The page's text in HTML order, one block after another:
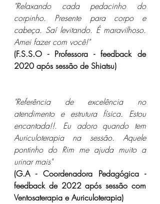
"Relaxando cada pedacinho do
corpinho. Presente para corpo e
cabeça. Saí levitando. É maravilhoso.
Amei fazer com você!"
(F.S.S.O - Professora - feedback de
2020 após sessão de Shiatsu)
"Referência de excelência no
atendimento e estrutura física. Estou
encantada!!. Eu adoro quando tem
Auriculoterapia na sessão. Aquele
pontinho do Rim me ajuda muito a
urinar mais"
(G.A - Coordenadora Pedagógica -
feedback de 2022 após sessão com
Ventosaterapia e Auriculoterapia)